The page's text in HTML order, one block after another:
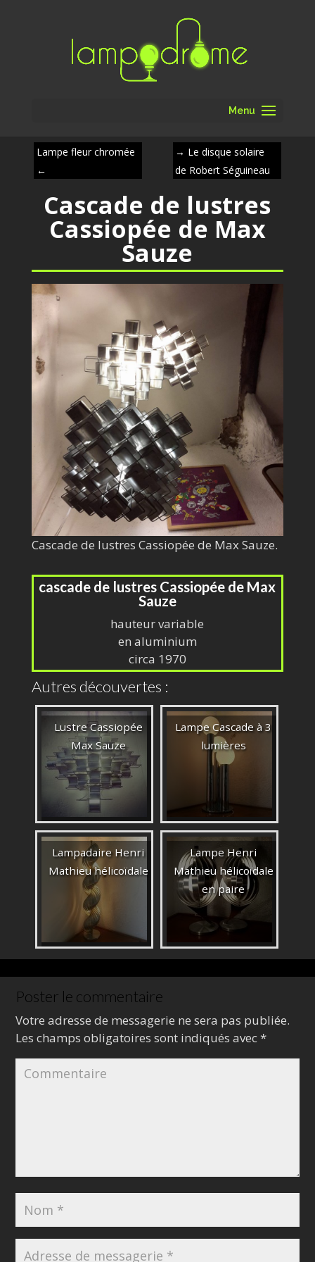
Menu
Lampe fleur chromée
←
→ Le disque solaire
de Robert Séguineau
Cascade de lustres
Cassiopée de Max
Sauze
Cascade de lustres Cassiopée de Max Sauze.
cascade de lustres Cassiopée de Max
Sauze
hauteur variable
en aluminium
circa 1970
Autres découvertes :
Lustre Cassiopée
Max Sauze
Lampe Cascade à 3
lumières
Lampadaire Henri
Mathieu hélicoïdale
Lampe Henri
Mathieu hélicoïdale
en paire
Poster le commentaire
Votre adresse de messagerie ne sera pas publiée.
Les champs obligatoires sont indiqués avec*